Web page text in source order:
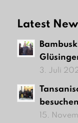
Latest
3. Juli
15.